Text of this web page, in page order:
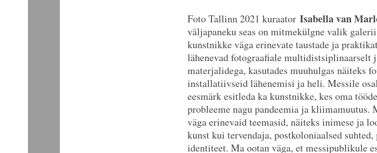
Foto Tallinn 2021 kuraator Isabella van
väljapaneku seas on mitmekülgne valik
kunstnikke väga erinevate taustade ja
lähenevad fotograafiale multidistsiplinaarselt
materjalidega, kasutades muuhulgas näiteks
installatiivseid lähenemisi ja heli. Messile
eesmärk esitleda ka kunstnikke, kes oma
probleeme nagu pandeemia ja kliimamuutus.
väga erinevaid teemasid, näiteks inimese ja
kunst kui tervendaja, postkoloniaalsed
identiteet. Ma ootan väga, et messipublikule